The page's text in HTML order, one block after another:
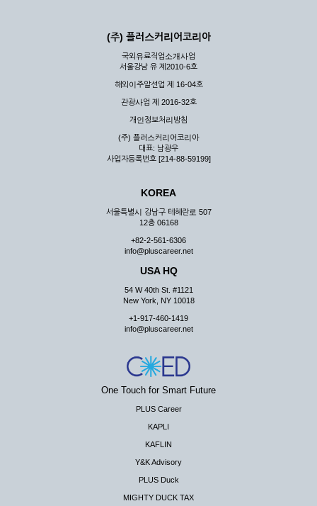
(주) 플러스커리어코리아
국외유료직업소개사업
서울강남 유 제2010-6호
해외이주알선업 제 16-04호
관광사업 제 2016-32호
개인정보처리방침
(주) 플러스커리어코리아
대표: 남광우
사업자등록번호 [214-88-59199]
KOREA
서울특별시 강남구 테헤란로 507
12층 06168
+82-2-561-6306
info@pluscareer.net
USA HQ
54 W 40th St. #1121
New York, NY 10018
+1-917-460-1419
info@pluscareer.net
One Touch for Smart Future
PLUS Career
KAPLI
KAFLIN
Y&K Advisory
PLUS Duck
MIGHTY DUCK TAX